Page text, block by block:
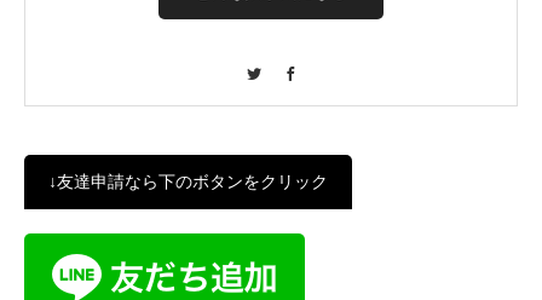
↓友達申請なら下のボタンをクリック